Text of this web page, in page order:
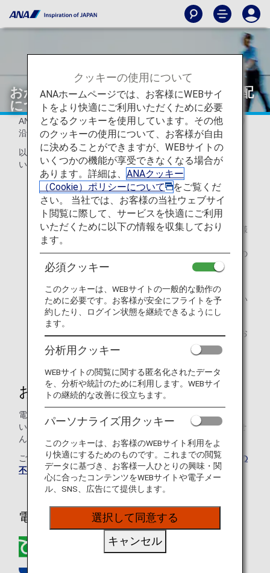
おからだの不自由なお客様の座席の手配
について
ANAでは、おからだの不自由なお客様のご要望にできる限り
沿えるよう座席を手配いたします。
以下のいずれか1つ以上に該当するお客様はお知らせくださ
い。
足が不自由で固定式肘掛けを越えることができないた
め、可動式肘掛けを備えた通路席が必要なお客様
（例）車椅子をご利用で座席への移乗が難しいお客様
搭乗便に介助者が同行し、並びの座席をご希望のお客様
（食事の介助、視覚のサポート、聴覚のサポート）
（例）視覚障がいや聴覚障がいがあり隣席でお連れ様の
介助が必要なお客様
足元のスペースが広い座席を必要とするお客様
（例）病気やけがにより足が曲がらない等で足元に広い
スペースを必要とするお客様
盲導犬、聴導犬、介助犬、その他のサービスドッグをお
連れのお客様
お問い合わせ方法
電話またはメールのいずれかの方法でお問い合わせくださ
い。空席状況によっては希望する座席の手配は保証できませ
んのであらかじめご了承ください。
ご不明な点や、ご不安をお持ちのお客様は、 ANAおからだの
不自由な方の相談デスク
に遠慮なくお問い合わせください。
電話で問い合わせる
0120-029-377
クッキーの使用について
ANAホームページでは、お客様にWEBサイ
トをより快適にご利用いただくために必要
となるクッキーを使用しています。その他
のクッキーの使用について、お客様が自由
に決めることができますが、WEBサイトの
いくつかの機能が享受できなくなる場合が
あります。詳細は、 ANAクッキー
（Cookie）ポリシーについて
をご覧くだ
さい。 当社では、お客様の当社ウェブサイ
ト閲覧に際して、サービスを快適にご利用
いただくために以下の情報を収集しており
ます。
必須クッキー
このクッキーは、WEBサイトの一般的な動作の
ために必要です。お客様が安全にフライトを予
約したり、ログイン状態を継続できるようにし
ます。
分析用クッキー
WEBサイトの閲覧に関する匿名化されたデータ
を、分析や統計のために利用します。WEBサイ
トの継続的な改善に役立ちます。
パーソナライズ用クッキー
このクッキーは、お客様のWEBサイト利用をよ
り快適にするためのものです。これまでの閲覧
データに基づき、お客様一人ひとりの興味・関
心に合ったコンテンツをWEBサイトや電子メー
ル、SNS、広告にて提供します。
選択して同意する
キャンセル